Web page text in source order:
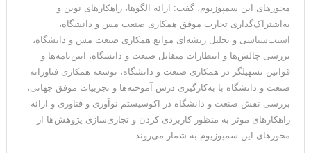
محورهای این سمپوزیوم، گفت: ارائه الگوها، راهکارهای نوین و
به‌اشتراک‌گذاری تجارب موفق همکاری صنعت مس و دانشگاه،
آسیب‌شناسی و تحلیل ریشه‌ای موانع همکاری صنعت مس و دانشگاه،
بررسی چالش‌ها و انتظارات متقابل صنعت و دانشگاه، آیین‌نامه‌ها و
قوانین تسهیلگر در همکاری صنعت و دانشگاه، توسعه همکاری فناورانه
صنعت و دانشگاه با به‌کارگیری درس آموخته‌ها و تجربیات موفق جهانی،
بررسی نقش صنعت و دانشگاه در اکوسیستم نوآوری و فناوری و ارائه
راهکارهای موثر به منظور کاربردی کردن و تجاری‌سازی پژوهش‌ها از
محورهای این سمپوزیوم به شمار می‌روند.